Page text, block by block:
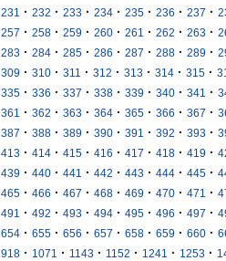
231
· 232 · 233 · 234 · 235 · 236 · 237 ·
257 · 258 · 259 · 260 · 261 · 262 · 263 ·
283 · 284 · 285 · 286 · 287 · 288 · 289 ·
309 · 310 · 311 · 312 · 313 · 314 · 315 ·
335 · 336 · 337 · 338 · 339 · 340 · 341 ·
361
· 362 · 363 · 364 · 365 · 366 · 367 ·
387 · 388 · 389 · 390 · 391 · 392 · 393 ·
413 · 414 · 415 · 416 · 417 · 418 · 419 ·
439 · 440 · 441 · 442 · 443 · 444 · 445 ·
465 · 466 · 467 · 468 · 469 · 470 · 471 ·
491
· 492 · 493 · 494 · 495 · 496 · 497 ·
654 · 655 · 656 · 657 · 658 · 659 · 660 ·
918 · 1071 · 1143 · 1152 · 1241 · 1253 ·